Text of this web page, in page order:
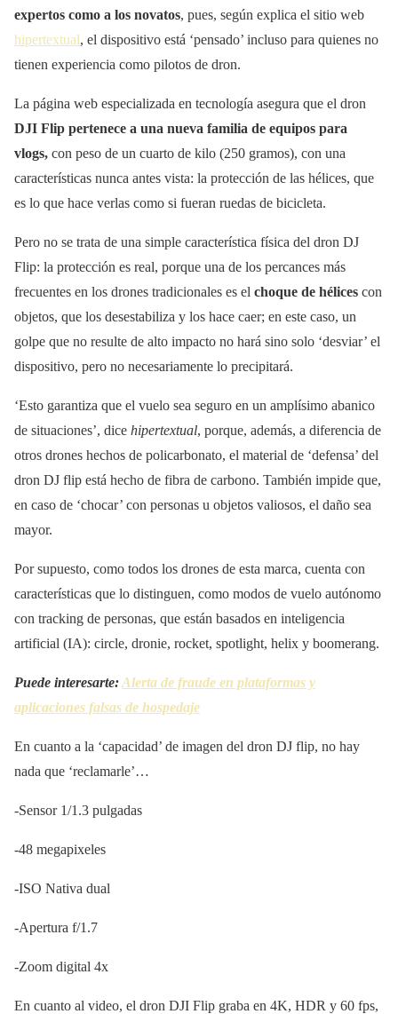
expertos como a los novatos, pues, según explica el sitio web
hipertextual, el dispositivo está ‘pensado’ incluso para quienes no
tienen experiencia como pilotos de dron.
La página web especializada en tecnología asegura que el dron
DJI Flip pertenece a una nueva familia de equipos para
vlogs, con peso de un cuarto de kilo (250 gramos), con una
características nunca antes vista: la protección de las hélices, que
es lo que hace verlas como si fueran ruedas de bicicleta.
Pero no se trata de una simple característica física del dron DJ
Flip: la protección es real, porque una de los percances más
frecuentes en los drones tradicionales es el choque de hélices con
objetos, que los desestabiliza y los hace caer; en este caso, un
golpe que no resulte de alto impacto no hará sino solo ‘desviar’ el
dispositivo, pero no necesariamente lo precipitará.
‘Esto garantiza que el vuelo sea seguro en un amplísimo abanico
de situaciones’, dice hipertextual, porque, además, a diferencia de
otros drones hechos de policarbonato, el material de ‘defensa’ del
dron DJ flip está hecho de fibra de carbono. También impide que,
en caso de ‘chocar’ con personas u objetos valiosos, el daño sea
mayor.
Por supuesto, como todos los drones de esta marca, cuenta con
características que lo distinguen, como modos de vuelo autónomo
con tracking de personas, que están basados en inteligencia
artificial (IA): circle, dronie, rocket, spotlight, helix y boomerang.
Puede interesarte:Alerta de fraude en plataformas y
aplicaciones falsas de hospedaje
En cuanto a la ‘capacidad’ de imagen del dron DJ flip, no hay
nada que ‘reclamarle’…
-Sensor 1/1.3 pulgadas
-48 megapixeles
-ISO Nativa dual
-Apertura f/1.7
-Zoom digital 4x
En cuanto al video, el dron DJI Flip graba en 4K, HDR y 60 fps,